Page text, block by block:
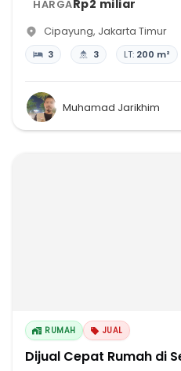
HARGARp2 miliar
Cipayung, Jakarta Timur
3 3 LT: 200 m²
Muhamad Jarikhim
RUMAH JUAL
Dijual Cepat Rumah di